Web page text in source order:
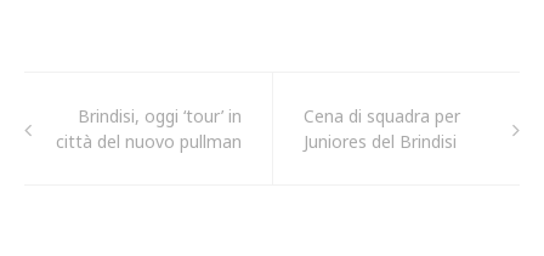
Brindisi, oggi ‘tour’ in
città del nuovo pullman
Cena di squadra per
Juniores del Brindisi